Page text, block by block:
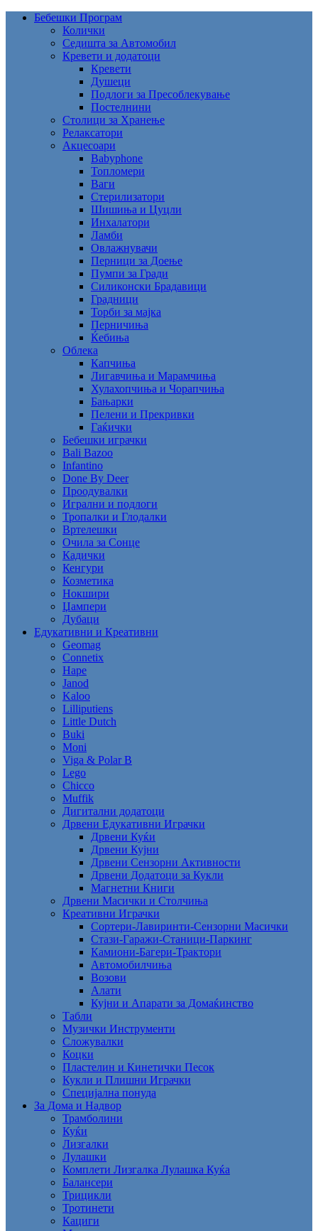
Бебешки Програм
Колички
Седишта за Автомобил
Кревети и додатоци
Кревети
Душеци
Подлоги за Пресоблекување
Постелнини
Столици за Хранење
Релаксатори
Акцесоари
Babyphone
Топломери
Ваги
Стерилизатори
Шишиња и Цуцли
Инхалатори
Ламби
Овлажнувачи
Перници за Доење
Пумпи за Гради
Силиконски Брадавици
Градници
Торби за мајка
Перничиња
Ќебиња
Облека
Капчиња
Лигавчиња и Марамчиња
Хулахопчиња и Чорапчиња
Бањарки
Пелени и Прекривки
Гаќички
Бебешки играчки
Bali Bazoo
Infantino
Done By Deer
Проодувалки
Игрални и подлоги
Тропалки и Глодалки
Вртелешки
Очила за Сонце
Кадички
Кенгури
Козметика
Нокшири
Џампери
Дубаци
Едукативни и Креативни
Geomag
Connetix
Hape
Janod
Kaloo
Lilliputiens
Little Dutch
Buki
Moni
Viga & Polar B
Lego
Chicco
Muffik
Дигитални додатоци
Дрвени Едукативни Играчки
Дрвени Куќи
Дрвени Кујни
Дрвени Сензорни Активности
Дрвени Додатоци за Кукли
Магнетни Книги
Дрвени Масички и Столчиња
Креативни Играчки
Сортери-Лавиринти-Сензорни Масички
Стази-Гаражи-Станици-Паркинг
Камиони-Багери-Трактори
Автомобилчиња
Возови
Алати
Кујни и Апарати за Домаќинство
Табли
Музички Инструменти
Сложувалки
Коцки
Пластелин и Кинетички Песок
Кукли и Плишни Играчки
Специјална понуда
За Дома и Надвор
Трамболини
Куќи
Лизгалки
Лулашки
Комплети Лизгалка Лулашка Куќа
Балансери
Трицикли
Тротинети
Кациги